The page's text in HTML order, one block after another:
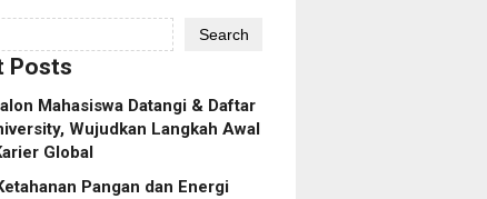
Search
Posts
Mahasiswa Datangi & Daftar
Wujudkan Langkah Awal
Global
Pangan dan Energi